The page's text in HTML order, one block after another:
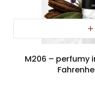
M206 – perfumy